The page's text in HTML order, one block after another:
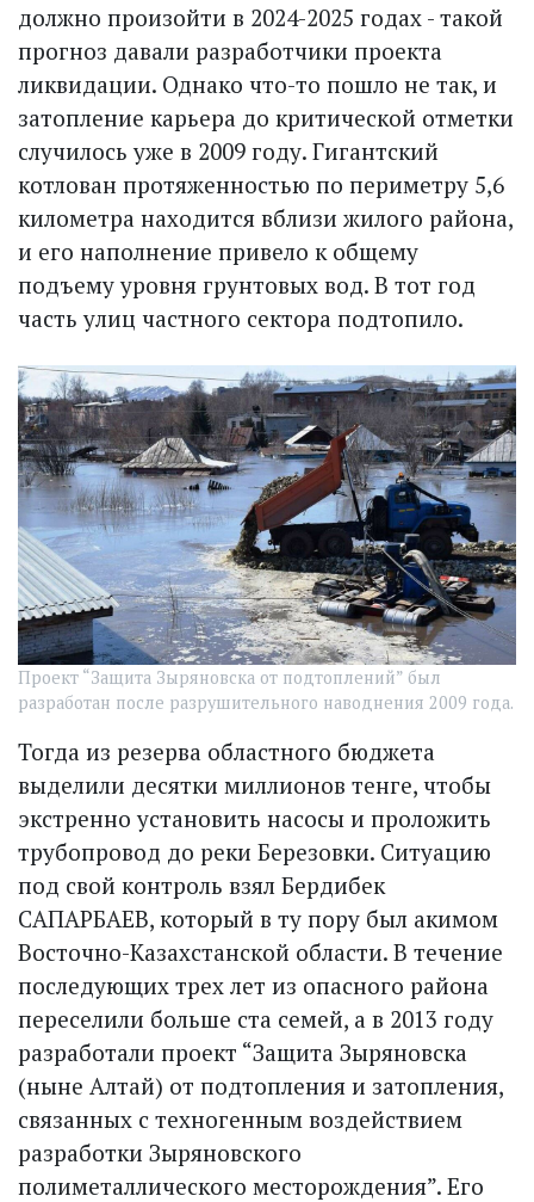
должно произойти в 2024-2025 годах - такой
прогноз давали разработчики проекта
ликвидации. Однако что-то пошло не так, и
затопление карьера до критической отметки
случилось уже в 2009 году. Гигантский
котлован протяженностью по периметру 5,6
километра находится вблизи жилого района,
и его наполнение привело к общему
подъему уровня грунтовых вод. В тот год
часть улиц частного сектора подтопило.
Проект “Защита Зыряновска от подтоплений” был
разработан после разрушительного наводнения 2009 года.
Тогда из резерва областного бюджета
выделили десятки миллионов тенге, чтобы
экстренно установить насосы и проложить
трубопровод до реки Березовки. Ситуацию
под свой контроль взял Бердибек
САПАРБАЕВ, который в ту пору был акимом
Восточно-Казахстанской области. В течение
последующих трех лет из опасного района
переселили больше ста семей, а в 2013 году
разработали проект “Защита Зыряновска
(ныне Алтай) от подтопления и затопления,
связанных с техногенным воздействием
разработки Зыряновского
полиметаллического месторождения”. Его